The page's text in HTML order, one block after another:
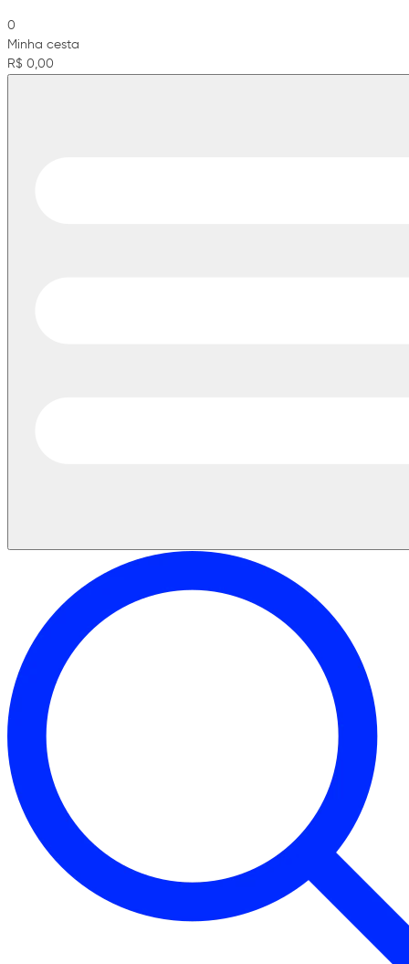
0
Minha cesta
R$ 0,00